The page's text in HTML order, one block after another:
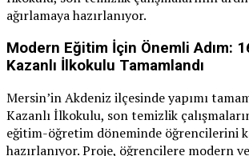
ağırlamaya hazırlanıyor.
Modern Eğitim İçin Önemli Adım:
Kazanlı İlkokulu Tamamlandı
Mersin’in Akdeniz ilçesinde yapımı
Kazanlı İlkokulu, son temizlik
eğitim-öğretim döneminde öğrencilerini
hazırlanıyor. Proje, öğrencilere modern